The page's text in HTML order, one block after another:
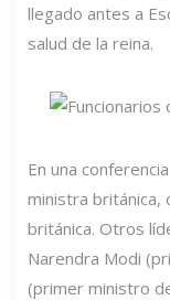
llegado antes a
salud de la reina.
En una
ministra británica,
británica. Otros
Narendra Modi
(primer ministro